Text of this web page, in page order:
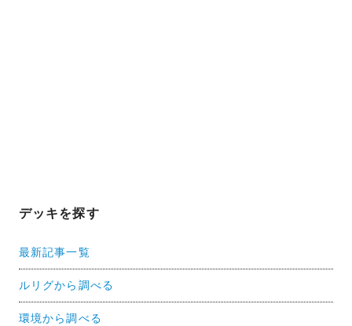
デッキを探す
最新記事一覧
ルリグから調べる
環境から調べる